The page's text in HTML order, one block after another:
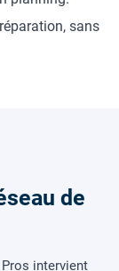
sans
de
intervient